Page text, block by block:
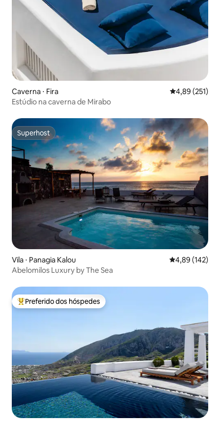
Caverna ⋅ Fira 4,89 de uma
4,89 (251)
Estúdio na caverna de Mirabo
Superhost
Superhost
Vila ⋅ Panagia Kalou 4,89 de uma
4,89 (142)
Abelomilos Luxury by The Sea
Entre os melhores preferidos dos hóspedes
Preferido dos hóspedes